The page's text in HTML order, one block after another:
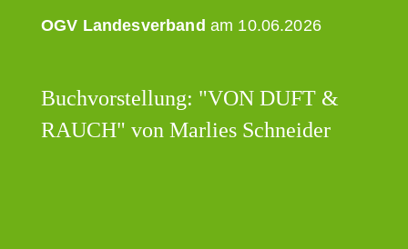
OGV Landesverband am 10.06.2026
Buchvorstellung: "VON DUFT &
RAUCH" von Marlies Schneider